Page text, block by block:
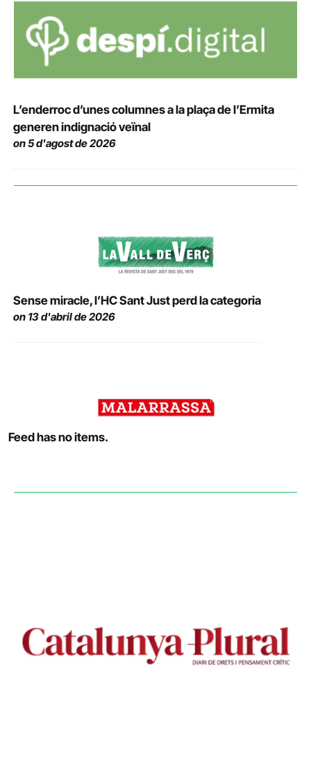
L’enderroc d’unes columnes a la plaça de l’Ermita
generen indignació veïnal
on 5 d'agost de 2026
Sense miracle, l’HC Sant Just perd la categoria
on 13 d'abril de 2026
Feed has no items.